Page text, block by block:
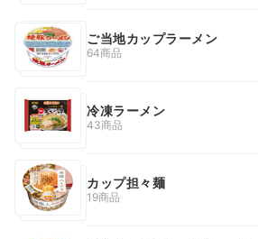
ご当地カップラーメン
64商品
冷凍ラーメン
43商品
カップ担々麺
19商品